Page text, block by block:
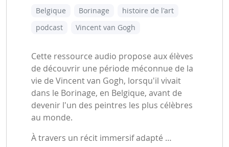
Belgique Borinage
histoire de l'art
podcast
Vincent van Gogh
Cette ressource audio propose aux élèves
de découvrir une période méconnue de la
vie de Vincent van Gogh, lorsqu'il vivait
dans le Borinage, en Belgique, avant de
devenir l'un des peintres les plus célèbres
au monde.
À travers un récit immersif adapté …